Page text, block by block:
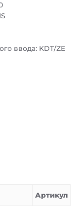
ввода: KDT/ZE
Артикул